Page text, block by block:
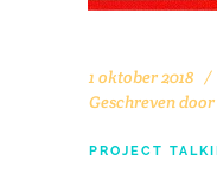
1 oktober 2018
Geschreven door
PROJECT